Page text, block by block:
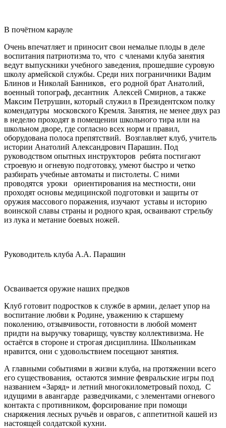
В почётном карауле
Очень впечатляет и приносит свои немалые плоды в деле
воспитания патриотизма то, что с членами клуба занятия
ведут выпускники учебного заведения, прошедшие суровую
школу армейской службы. Среди них пограничники Вадим
Блинов и Николай Банников, его родной брат Анатолий,
военный топограф, десантник Алексей Смирнов, а также
Максим Петрушин, который служил в Президентском полку
комендатуры московского Кремля. Занятия, не менее двух раз
в неделю проходят в помещении школьного тира или на
школьном дворе, где согласно всех норм и правил,
оборудована полоса препятствий. Возглавляет клуб, учитель
истории Анатолий Александрович Парашин. Под
руководством опытных инструкторов ребята постигают
строевую и огневую подготовку, умеют быстро и четко
разбирать учебные автоматы и пистолеты. С ними
проводятся уроки ориентирования на местности, они
проходят основы медицинской подготовки и защиты от
оружия массового поражения, изучают уставы и историю
воинской славы страны и родного края, осваивают стрельбу
из лука и метание боевых ножей.
Руководитель клуба А.А. Парашин
Осваивается оружие наших предков
Клуб готовит подростков к службе в армии, делает упор на
воспитание любви к Родине, уважению к старшему
поколению, отзывчивости, готовности в любой момент
придти на выручку товарищу, чувству коллективизма. Не
остаётся в стороне и строгая дисциплина. Школьникам
нравится, они с удовольствием посещают занятия.
А главными событиями в жизни клуба, на протяжении всего
его существования, остаются зимние февральские игры под
названием «Заряд» и летний многокилометровый поход. С
идущими в авангарде разведчиками, с элементами огневого
контакта с противником, форсирование при помощи
снаряжения лесных ручьёв и оврагов, с аппетитной кашей из
настоящей солдатской кухни.